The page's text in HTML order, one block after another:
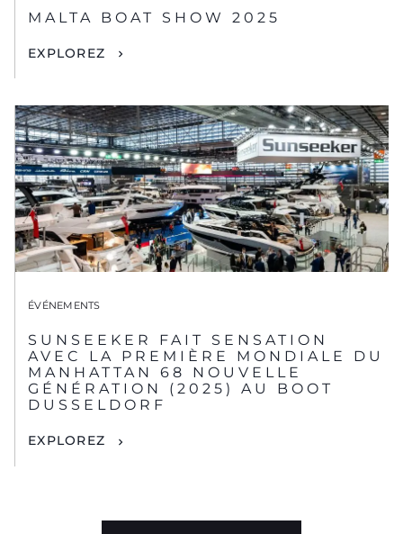
MALTA BOAT SHOW 2025
EXPLOREZ
ÉVÉNEMENTS
SUNSEEKER FAIT SENSATION
AVEC LA PREMIÈRE MONDIALE DU
MANHATTAN 68 NOUVELLE
GÉNÉRATION (2025) AU BOOT
DUSSELDORF
EXPLOREZ